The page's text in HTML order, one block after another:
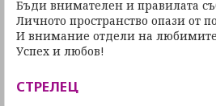
Бъди внимателен и правилата
Личното пространство опази от
И внимание отдели на любимите
Успех и любов!
СТРЕЛЕЦ